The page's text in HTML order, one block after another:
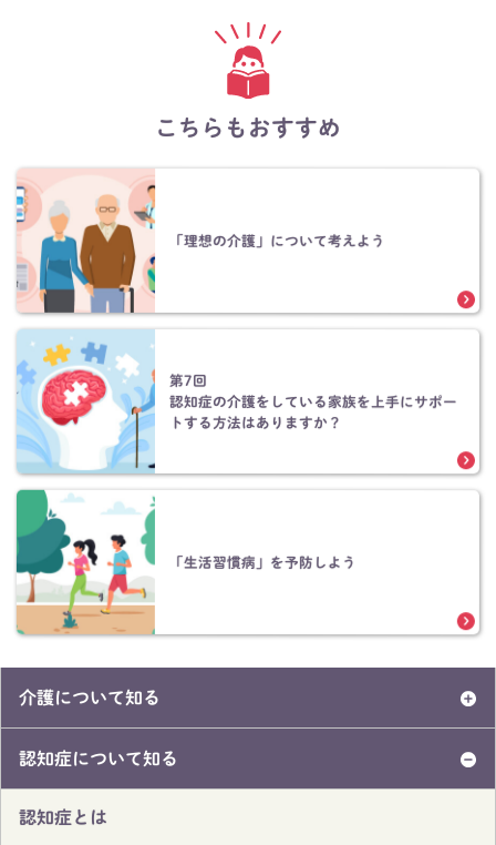
こちらもおすすめ
「理想の介護」について考えよう
第7回
認知症の介護をしている家族を上手にサポー
トする方法はありますか？
「生活習慣病」を予防しよう
介護について知る
認知症について知る
認知症とは